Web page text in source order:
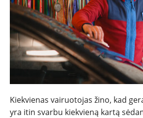
Kiekvienas vairuotojas žino, kad
yra itin svarbu kiekvieną kartą